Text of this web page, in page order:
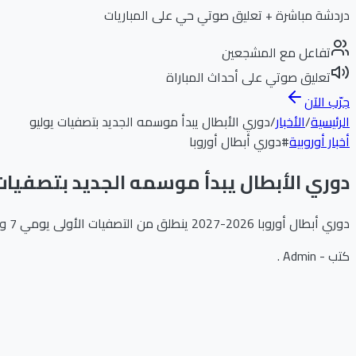
دردشة مباشرة + تعليق صوتي حي على المباريات
تفاعل مع المشجعين
تعليق صوتي على أحداث المباراة
جرّب الآن
الرئيسية/الأخبار/دوري الأبطال يبدأ موسمه الجديد بتصفيات يوليو
أخبار أوروبية#دوري أبطال أوروبا
دوري الأبطال يبدأ موسمه الجديد
دوري أبطال أوروبا 2026-2027 ينطلق من التصفيات الأولى يومي 7 و8 يوليو.
كتب - Admin .